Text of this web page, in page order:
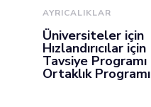
AYRICALIKLAR
Üniversiteler için
Hızlandırıcılar için
Tavsiye Programı
Ortaklık Programı